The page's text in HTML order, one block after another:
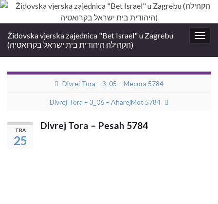
Židovska vjerska zajednica "Bet Israel" u Zagrebu
(הקהילה היהודית בית ישראל בקרואטיה)
Divrej Tora – 3_05 – Mecora 5784
Divrej Tora – 3_06 – AharejMot 5784
TRA
25
Divrej Tora – Pesah 5784